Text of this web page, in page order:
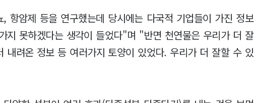
항암제 등을 연구했는데 당시에는 다국적 기업들이 가진 정보
지 못하겠다는 생각이 들었다"며 "반면 천연물은 우리가 더 잘
내려온 정보 등 여러가지 토양이 있었다. 우리가 더 잘할 수 있